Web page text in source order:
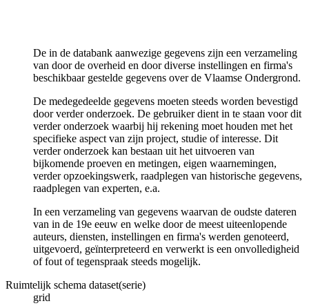
De in de databank aanwezige gegevens zijn een verzameling
van door de overheid en door diverse instellingen en firma's
beschikbaar gestelde gegevens over de Vlaamse Ondergrond.
De medegedeelde gegevens moeten steeds worden bevestigd
door verder onderzoek. De gebruiker dient in te staan voor dit
verder onderzoek waarbij hij rekening moet houden met het
specifieke aspect van zijn project, studie of interesse. Dit
verder onderzoek kan bestaan uit het uitvoeren van
bijkomende proeven en metingen, eigen waarnemingen,
verder opzoekingswerk, raadplegen van historische gegevens,
raadplegen van experten, e.a.
In een verzameling van gegevens waarvan de oudste dateren
van in de 19e eeuw en welke door de meest uiteenlopende
auteurs, diensten, instellingen en firma's werden genoteerd,
uitgevoerd, geïnterpreteerd en verwerkt is een onvolledigheid
of fout of tegenspraak steeds mogelijk.
Ruimtelijk schema dataset(serie)
grid